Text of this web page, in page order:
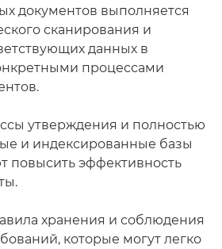
документов выполняется
сканирования и
данных в
процессами
утверждения и полностью
и индексированные базы
повысить эффективность
хранения и соблюдения
которые могут легко